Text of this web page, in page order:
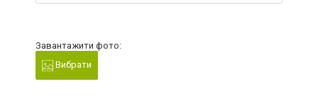
Завантажити фото:
Вибрати